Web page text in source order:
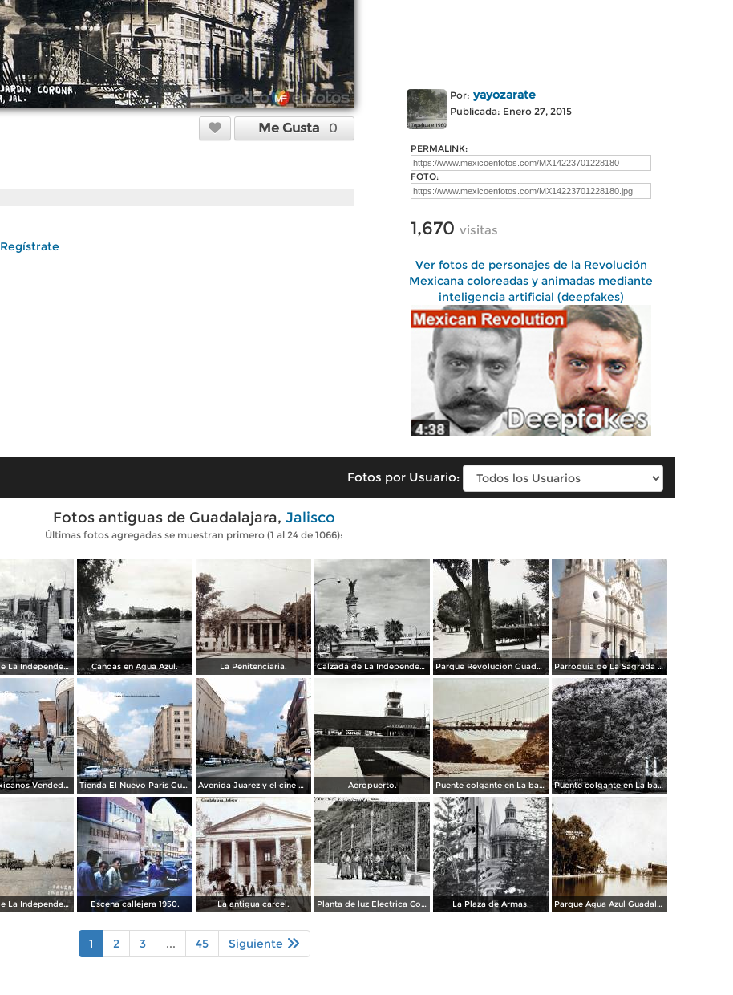
Me Gusta 0
Regístrate
Por: yayozarate
Publicada: Enero 27, 2015
PERMALINK:
FOTO:
1,670 visitas
Ver fotos de personajes de la Revolución
Mexicana coloreadas y animadas mediante
inteligencia artificial (deepfakes)
Fotos por Usuario:
Fotos antiguas de Guadalajara, Jalisco
Últimas fotos agregadas se muestran primero (1 al 24 de 1066):
Calzada de La Independencia y Mto. a Juarez Guadalajara, Jalisco. ( Circulada el 5 de Septiembre de 1929 ). Canoas en Agua Azul. La Penitenciaria. Calzada de La Independencia Guadalajara, Jalisco. Parque Revolucion Guadalajara, Jalisco. Parroquia de La Sagrada familia Guadalajara, Jalisco 1961.
Tipos Mexicanos Vendedor de cocos junto a La terminal camionera Guadalajara, Jalisco 1961 Tienda El Nuevo Paris Guadalajara, Jalisco 1961 Avenida Juarez y el cine Variedades Guadalajara, Jalisco 1961 Aeropuerto. Puente colgante en La barranca de Oblatos. Puente colgante en La barranca de Oblatos.
Calzada de La Independencia Guadalajara, Jalisco. ( Circulada el 10 de Febrero de 1931 ). Escena callejera 1950. La antigua carcel. Planta de luz Electrica Colimilla. ( Fechada el 1 de Octubre de 1950 ). La Plaza de Armas. Parque Agua Azul Guadalajara, Jalisco.
1 2 3 ... 45 Siguiente